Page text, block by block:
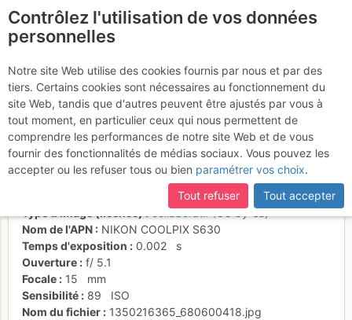
Ouais, il faut quand
même être motive!!!!!
Activités
Date/heure
Christophe Marteau
collaboratif (CC by-sa)
Nom de l'APN
NIKON COOLPIX S630
Temps d'exposition
0.002
s
Ouverture
f/ 5.1
Focale
15
mm
Sensibilité
89
ISO
Nom du fichier
1350216365_680600418.jpg
Contrôlez l'utilisation de vos données
personnelles
Notre site Web utilise des cookies fournis par nous et par des
tiers. Certains cookies sont nécessaires au fonctionnement du
site Web, tandis que d'autres peuvent être ajustés par vous à
tout moment, en particulier ceux qui nous permettent de
comprendre les performances de notre site Web et de vous
fournir des fonctionnalités de médias sociaux. Vous pouvez les
accepter ou les refuser tous ou bien paramétrer vos choix.
Tout refuser
Tout accepter